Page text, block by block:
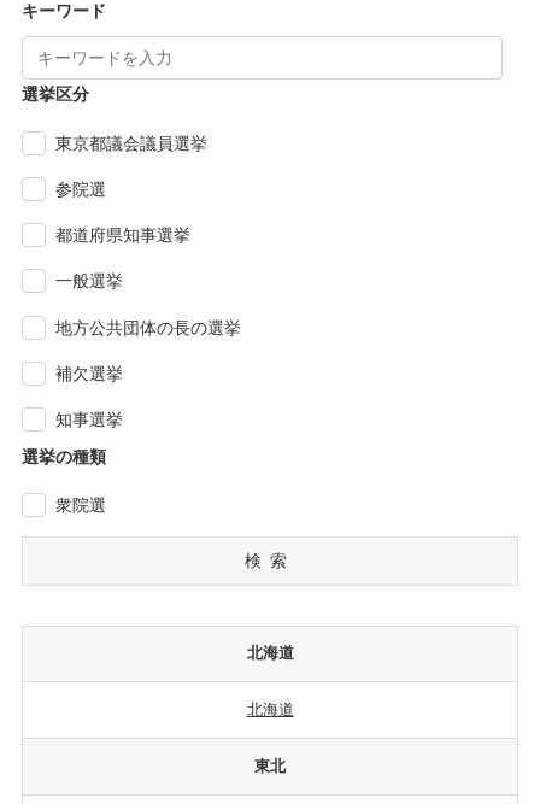
キーワード
選挙区分
東京都議会議員選挙
参院選
都道府県知事選挙
一般選挙
地方公共団体の長の選挙
補欠選挙
知事選挙
選挙の種類
衆院選
検索
北海道
北海道
東北